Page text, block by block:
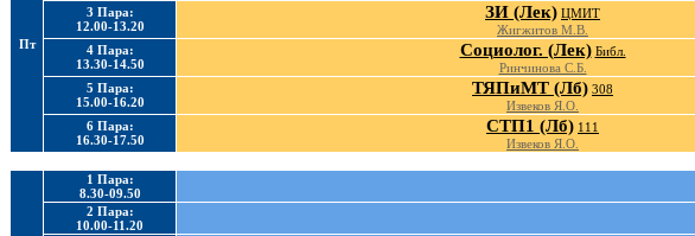
Пт
3 Пара:
12.00-13.20
ЗИ (Лек) ЦМИТ
Жигжитов М.В.
4 Пара:
13.30-14.50
Социолог. (Лек) Библ.
Ринчинова С.Б.
5 Пара:
15.00-16.20
ТЯПиМТ (Лб) 308
Извеков Я.О.
6 Пара:
16.30-17.50
СТП1 (Лб) 111
Извеков Я.О.
1 Пара:
8.30-09.50
2 Пара:
10.00-11.20